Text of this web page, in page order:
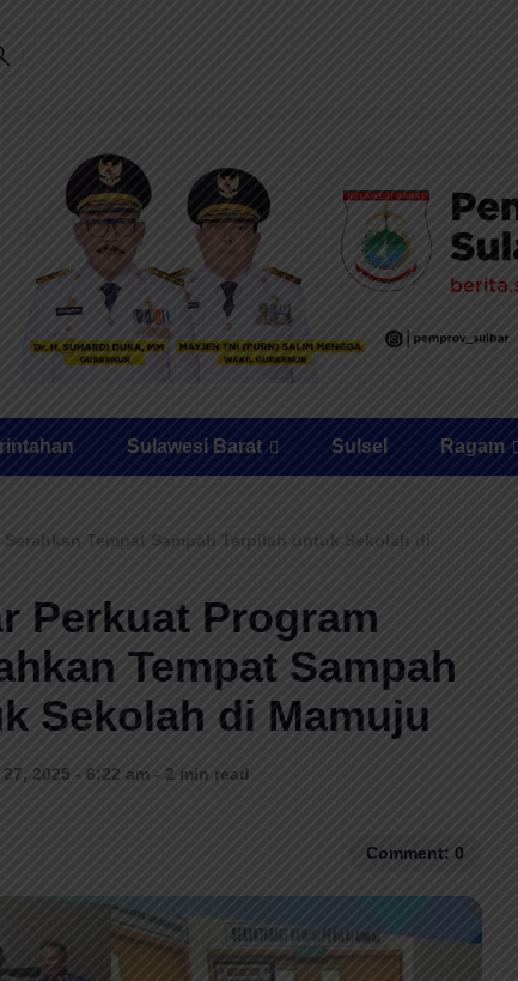
Sulawesi Barat Sulsel Ragam
Tempat Sampah Terpilah untuk Sekolah di
Perkuat Program
Tempat Sampah
Sekolah di Mamuju
2025 - 6:22 am - 2 min read
Comment: 0